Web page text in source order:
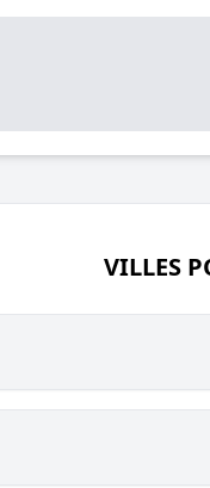
VILLES